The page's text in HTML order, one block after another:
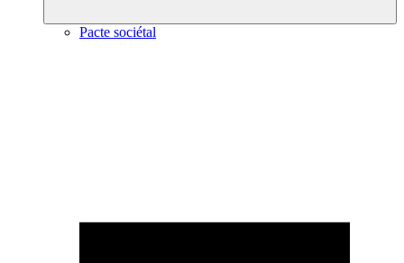
Pacte sociétal